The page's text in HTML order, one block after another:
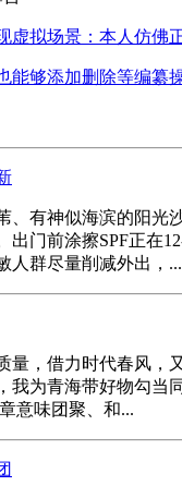
虚拟场景：本人仿佛
能够添加删除等编纂
、有神似海滨的阳光
出门前涂擦SPF正在
人群尽量削减外出，...
量，借力时代春风，
我为青海带好物勾当
意味团聚、和...